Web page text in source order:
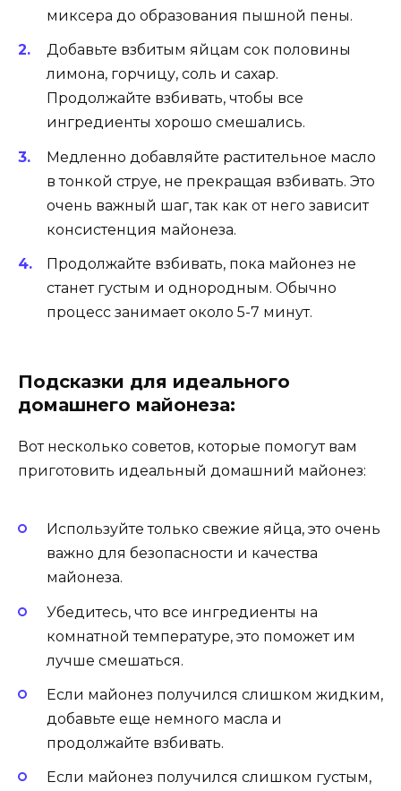
миксера до образования пышной пены.
Добавьте взбитым яйцам сок половины
лимона, горчицу, соль и сахар.
Продолжайте взбивать, чтобы все
ингредиенты хорошо смешались.
Медленно добавляйте растительное масло
в тонкой струе, не прекращая взбивать. Это
очень важный шаг, так как от него зависит
консистенция майонеза.
Продолжайте взбивать, пока майонез не
станет густым и однородным. Обычно
процесс занимает около 5-7 минут.
Подсказки для идеального
домашнего майонеза:
Вот несколько советов, которые помогут вам
приготовить идеальный домашний майонез:
Используйте только свежие яйца, это очень
важно для безопасности и качества
майонеза.
Убедитесь, что все ингредиенты на
комнатной температуре, это поможет им
лучше смешаться.
Если майонез получился слишком жидким,
добавьте еще немного масла и
продолжайте взбивать.
Если майонез получился слишком густым,